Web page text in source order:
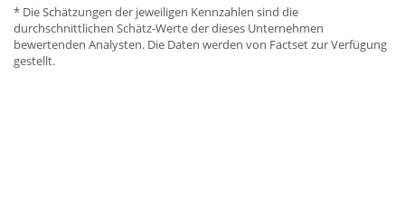
* Die Schätzungen der jeweiligen Kennzahlen sind die
durchschnittlichen Schätz-Werte der dieses Unternehmen
bewertenden Analysten. Die Daten werden von Factset zur Verfügung
gestellt.